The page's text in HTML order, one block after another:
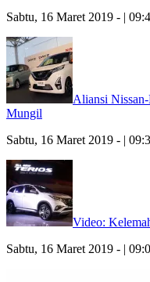
Sabtu, 16 Maret 2019 - |
Aliansi
Mungil
Sabtu, 16 Maret 2019 - |
Video:
Sabtu, 16 Maret 2019 - |